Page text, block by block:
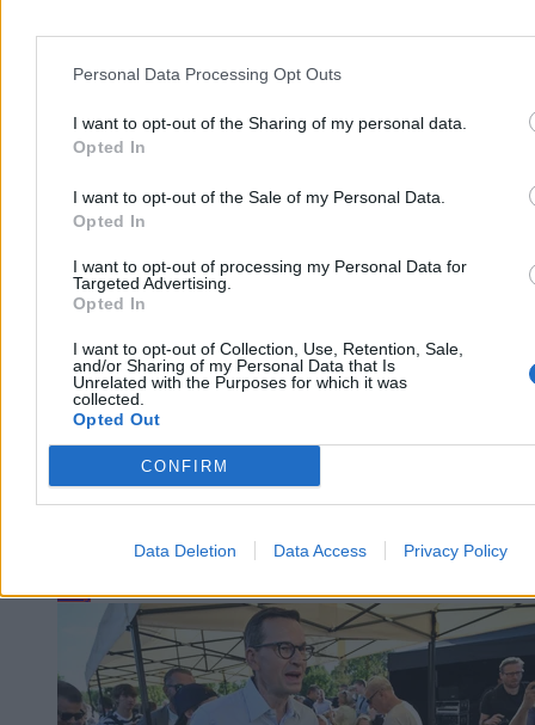
Personal Data Processing Opt Outs
I want to opt-out of the Sharing of my personal data.
Opted In
I want to opt-out of the Sale of my Personal Data.
Opted In
I want to opt-out of processing my Personal Data for
Targeted Advertising.
Opted In
I want to opt-out of Collection, Use, Retention, Sale,
and/or Sharing of my Personal Data that Is
Unrelated with the Purposes for which it was
collected.
Opted Out
CONFIRM
Data Deletion Data Access Privacy Policy
Niedźwiedzie zginęły pod kołami aut w Tatrach.
Policja apeluje
Dwa niedźwiedzie zginęły w lipcu i sierpniu po zderzeniach z
samochodami na drogach powiatu tatrzańskiego. Policja apeluje do
kierowców o szczególną ostrożność, zwłaszcza po zmroku i na
trasach przebiegających w pobliżu terenów leśnych.
Piotr Białczyk
Kraj